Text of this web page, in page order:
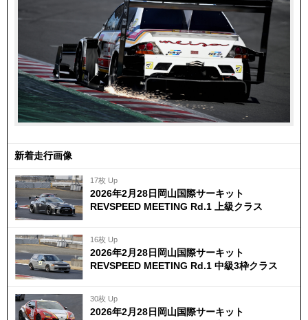
新着走行画像
17枚 Up
2026年2月28日岡山国際サーキット
REVSPEED MEETING Rd.1 上級クラス
16枚 Up
2026年2月28日岡山国際サーキット
REVSPEED MEETING Rd.1 中級3枠クラス
30枚 Up
2026年2月28日岡山国際サーキット